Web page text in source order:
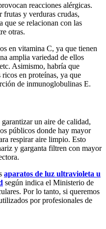
reacciones alérgicas.
frutas y verduras crudas,
que se relacionan con las
otras.
en vitamina C, ya que tienen
amplia variedad de ellos
Asimismo, habría que
en proteínas, ya que
de inmunoglobulinas E.
un aire de calidad,
públicos donde hay mayor
respirar aire limpio. Esto
y garganta filtren con mayor
aparatos de luz ultravioleta u
según indica el Ministerio de
Por lo tanto, si queremos
por profesionales de